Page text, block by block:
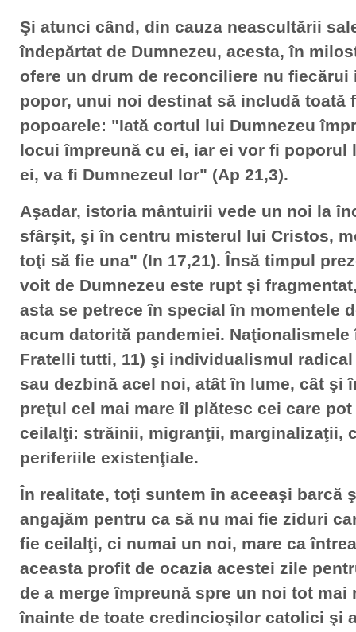
Şi atunci când, din cauza neascultării
îndepărtat de Dumnezeu, acesta, în
ofere un drum de reconciliere nu
popor, unui noi destinat să includă toată
popoarele: "Iată cortul lui Dumnezeu
locui împreună cu ei, iar ei vor fi poporul
ei, va fi Dumnezeul lor" (Ap 21,3).
Aşadar, istoria mântuirii vede un noi la
sfârşit, şi în centru misterul lui Cristos,
toţi să fie una" (In 17,21). Însă timpul
voit de Dumnezeu este rupt şi
asta se petrece în special în momentele
acum datorită pandemiei.
Fratelli tutti, 11) şi individualismul radical
sau dezbină acel noi, atât în lume, cât şi
preţul cel mai mare îl plătesc cei care
ceilalţi: străinii, migranţii, marginalizaţii,
periferiile existenţiale.
În realitate, toţi suntem în aceeaşi barcă
angajăm pentru ca să nu mai fie ziduri
fie ceilalţi, ci numai un noi, mare ca
aceasta profit de ocazia acestei zile
de a merge împreună spre un noi tot mai
înainte de toate credincioşilor catolici şi